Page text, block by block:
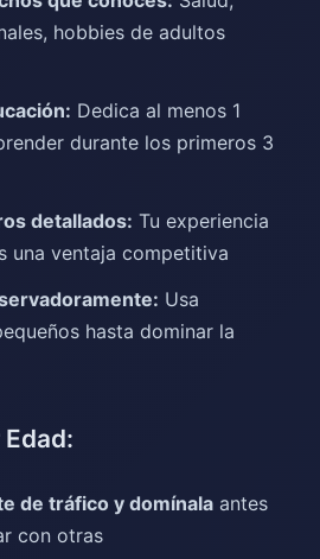
hobbies de adultos
Dedica al menos 1
durante los primeros 3
detallados: Tu experiencia
una ventaja competitiva
Usa
hasta dominar la
de tráfico y domínala antes
con otras